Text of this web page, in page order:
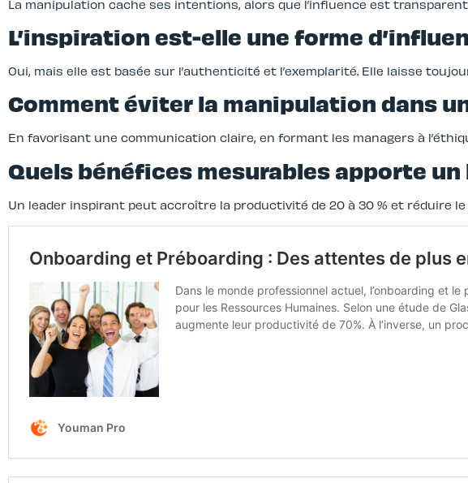
La manipulation cache ses intentions, alors que l’influence est
L’inspiration est-elle une forme
Oui, mais elle est basée sur l’authenticité et l’exemplarité. Elle laisse
Comment éviter la manipulation dans
En favorisant une communication claire, en formant les managers à
Quels bénéfices mesurables apporte
Un leader inspirant peut accroître la productivité de 20 à 30 % et réduire